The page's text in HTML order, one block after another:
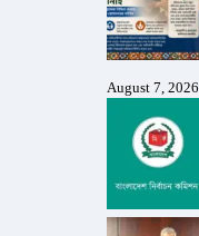
August 7, 2026